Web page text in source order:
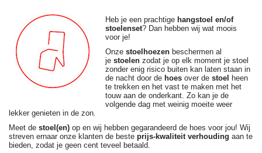
Heb je een prachtige hangstoel en/of
stoelenset? Dan hebben wij wat moois
voor je!
Onze stoelhoezen beschermen al
je stoelen zodat je op elk moment je stoel
zonder enig risico buiten kan laten staan in
de nacht door de hoes over de stoel
heen
te trekken en het vast te maken met het
touw aan de onderkant. Zo kan je de
volgende dag met weinig moeite weer
lekker genieten in de zon.
Meet de stoel(en) op en wij hebben gegarandeerd de hoes voor jou! Wij
streven ernaar onze klanten de beste prijs-kwaliteit verhouding aan te
bieden, zodat je geen cent teveel betaald.